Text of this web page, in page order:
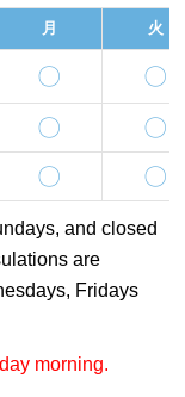
月
火
〇 〇
〇 〇
〇 〇
and closed
are
Fridays
morning.